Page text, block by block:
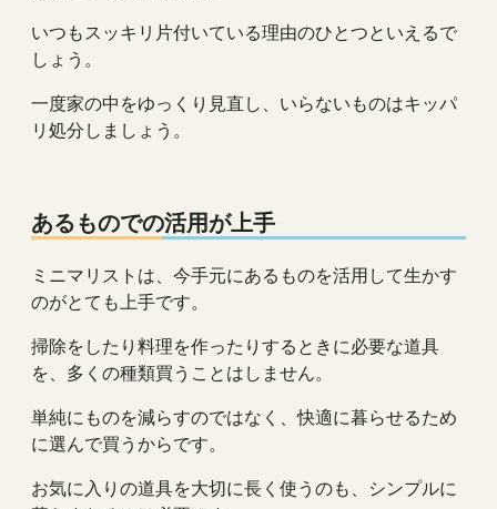
いつもスッキリ片付いている理由のひとつといえるで
しょう。
一度家の中をゆっくり見直し、いらないものはキッパ
リ処分しましょう。
あるものでの活用が上手
ミニマリストは、今手元にあるものを活用して生かす
のがとても上手です。
掃除をしたり料理を作ったりするときに必要な道具
を、多くの種類買うことはしません。
単純にものを減らすのではなく、快適に暮らせるため
に選んで買うからです。
お気に入りの道具を大切に長く使うのも、シンプルに